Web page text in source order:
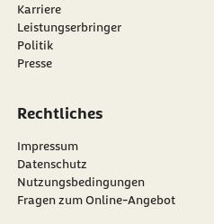
Karriere
Leistungserbringer
Politik
Presse
Rechtliches
Impressum
Datenschutz
Nutzungsbedingungen
Fragen zum Online-Angebot